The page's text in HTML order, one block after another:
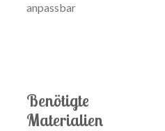
anpassbar
Benötigte
Materialien